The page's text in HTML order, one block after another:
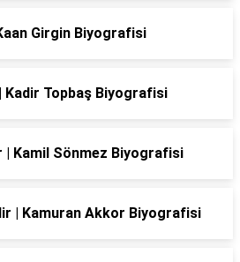
Girgin Biyografisi
Kadir Topbaş Biyografisi
| Kamil Sönmez Biyografisi
| Kamuran Akkor Biyografisi